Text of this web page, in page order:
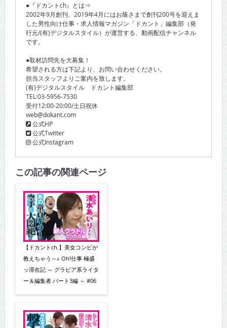
●『ドカントch』とは⇒
2002年9月創刊、2019年4月にはお蔭さまで創刊200号を迎えま
した男性向け仕事・求人情報マガジン「ドカント」編集部（発
行元/(有)デジタルスタイル）が運営する、動画配信チャンネル
です。
●取材訪問先を大募集！
希望される方は下記より、お問い合わせください。
担当スタッフよりご案内を致します。
(有)デジタルスタイル ドカント編集部
TEL:03-5956-7530
受付12:00-20:00/土日祝休
web@dokant.com
公式HP
公式Twitter
公式Instagram
この記事の関連ページ
【ドカントch.】美女コンビが
教えちゃう～♪ Oh!仕事 極盛
ッ滞在記 ～ グラビア系ライタ
ー＆編集者 パート3編 ～ #06